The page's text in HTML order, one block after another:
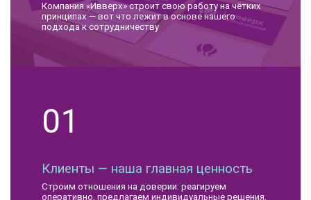
Компания «Ивверх» строит свою работу на чётких
принципах — вот что лежит в основе нашего
подхода к сотрудничеству
01
Клиенты — наша главная ценность
Строим отношения на доверии: реагируем
оперативно, предлагаем индивидуальные решения,